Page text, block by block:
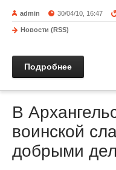
admin 30/04/10, 16:47
Новости (RSS)
Подробнее
В
воинской
добрыми